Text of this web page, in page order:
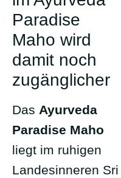
Paradise
Maho wird
damit noch
zugänglicher
Das Ayurveda
Paradise Maho
liegt im ruhigen
Landesinneren Sri